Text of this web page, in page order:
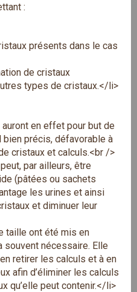
:
présents dans le cas
de cristaux
types de cristaux.</li>
en effet pour but de
bien précis, défavorable à
cristaux et calculs.<br />
par ailleurs, être
(pâtées ou sachets
les urines et ainsi
et diminuer leur
taille ont été mis en
souvent nécessaire. Elle
retirer les calculs et à en
afin d’éliminer les calculs
qu’elle peut contenir.</li>